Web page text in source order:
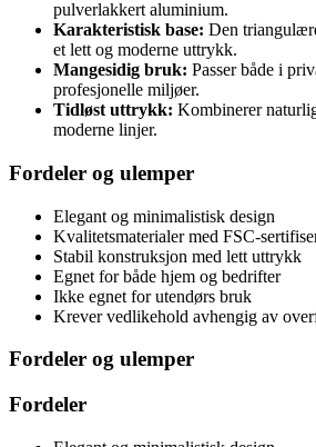
pulverlakkert aluminium.
Karakteristisk base: Den
et lett og moderne uttrykk.
Mangesidig bruk: Passer både i
profesjonelle miljøer.
Tidløst uttrykk: Kombinerer
moderne linjer.
Fordeler og ulemper
Elegant og minimalistisk design
Kvalitetsmaterialer med FSC-
Stabil konstruksjon med lett uttrykk
Egnet for både hjem og bedrifter
Ikke egnet for utendørs bruk
Krever vedlikehold avhengig av
Fordeler og ulemper
Fordeler